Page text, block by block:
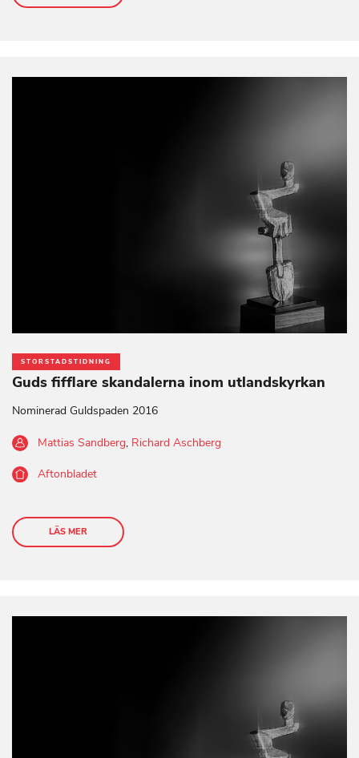
STORSTADSTIDNING
Guds fifflare skandalerna inom utlandskyrkan
Nominerad Guldspaden 2016
Mattias Sandberg, Richard Aschberg
Aftonbladet
LÄS MER